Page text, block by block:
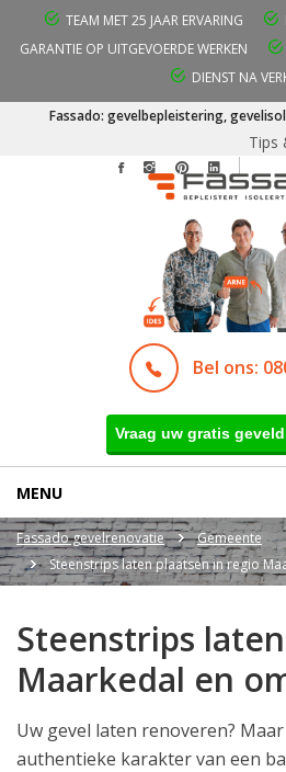
TEAM MET 25 JAAR ERVARING
GARANTIE OP UITGEVOERDE WERKEN
DIENST NA
Fassado: gevelbepleistering,
Tips
Bel ons:
Vraag uw gratis
MENU
Fassado gevelrenovatie
Gemeente
Steenstrips laten plaatsen in regio
Steenstrips
Maarkedal en
Uw gevel laten renoveren?
authentieke karakter van een